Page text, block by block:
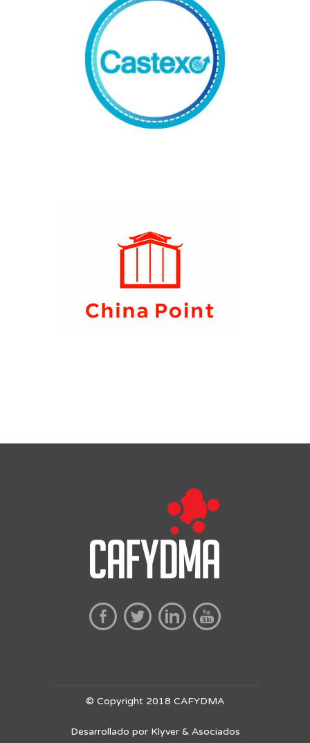
© Copyright 2018 CAFYDMA
Desarrollado por Klyver & Asociados